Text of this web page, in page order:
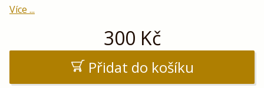
Více ...
300 Kč
Přidat do košíku